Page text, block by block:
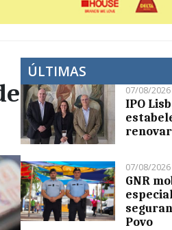
ÚLTIMAS
07/08/2026
IPO
07/08/2026
GNR
Povo